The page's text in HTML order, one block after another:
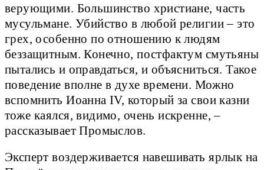
верующими. Большинство христиане, часть
мусульмане. Убийство в любой религии – это
грех, особенно по отношению к людям
беззащитным. Конечно, постфактум смутьяны
пытались и оправдаться, и объясниться. Такое
поведение вполне в духе времени. Можно
вспомнить Иоанна IV, который за свои казни
тоже каялся, видимо, очень искренне, –
рассказывает Промыслов.
Эксперт воздерживается навешивать ярлык на